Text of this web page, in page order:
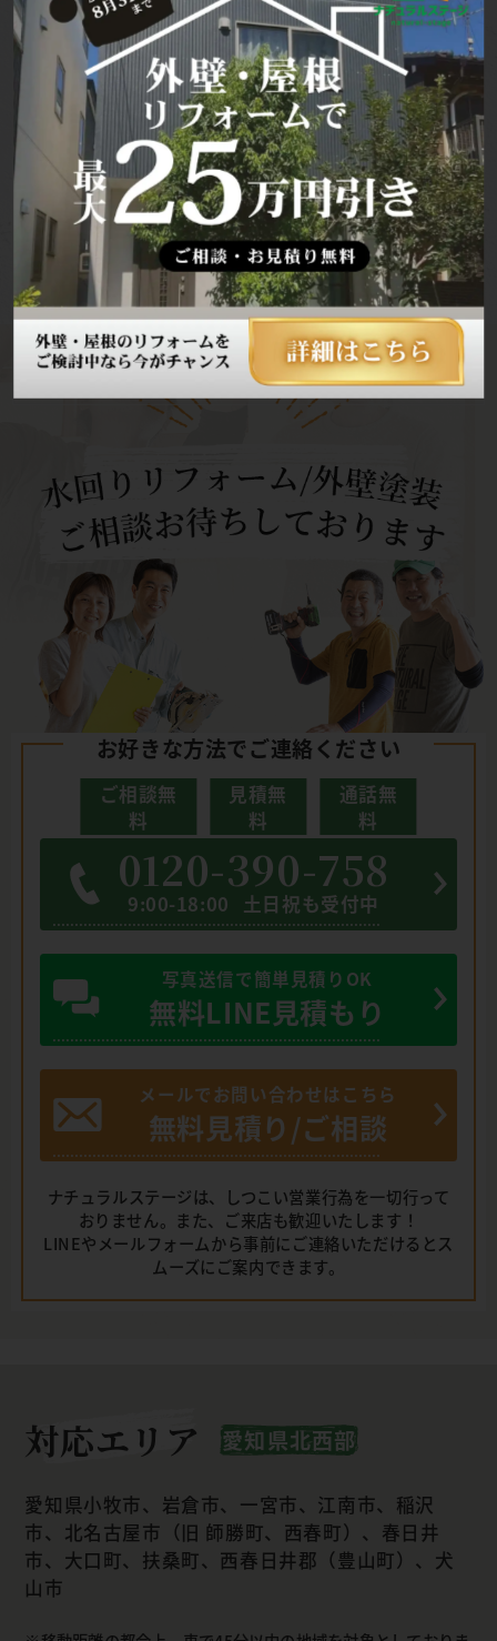
お好きな方法でご連絡ください
0120-390-758
9:00-18:00 土日祝も受付中
写真送信で簡単見積りOK
無料LINE見積もり
メールでお問い合わせはこちら
無料見積り/ご相談
ご相談無
料
見積無
料
通話無
料
ナチュラルステージは、しつこい営業行為を一切行って
おりません。また、ご来店も歓迎いたします！
LINEやメールフォームから事前にご連絡いただけるとス
ムーズにご案内できます。
対応エリア 愛知県北西部
愛知県小牧市、岩倉市、一宮市、江南市、稲沢
市、北名古屋市（旧 師勝町、西春町）、春日井
市、大口町、扶桑町、西春日井郡（豊山町）、犬
山市